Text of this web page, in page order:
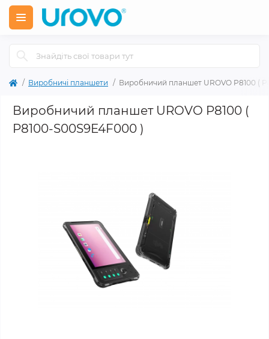
Виробничі планшети Виробничий планшет UROVO P8100 (
Виробничий планшет UROVO P8100 (
P8100-S00S9E4F000 )